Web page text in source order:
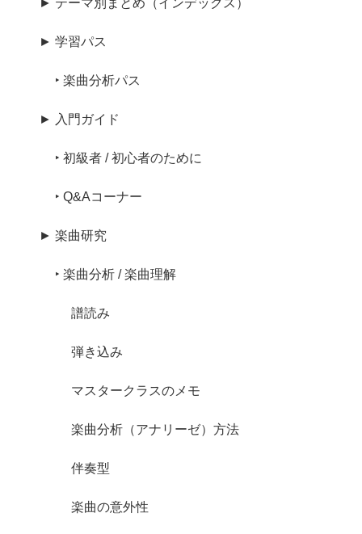
► 学習パス
‣ 楽曲分析パス
► 入門ガイド
‣ 初級者 / 初心者のために
‣ Q&Aコーナー
► 楽曲研究
‣ 楽曲分析 / 楽曲理解
譜読み
弾き込み
マスタークラスのメモ
楽曲分析（アナリーゼ）方法
伴奏型
楽曲の意外性